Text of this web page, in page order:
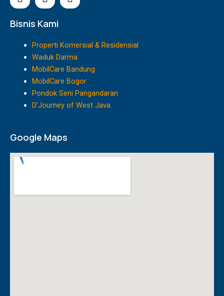
n
t
g
m
a
e
o
o
k
o
b
e
Bisnis Kami
Properti Komersial & Residensial
Waduk Darma
MobilCare Bandung
MobilCare Bogor
Pondok Seni Pangandaran
D’Journey of West Java
Google Maps